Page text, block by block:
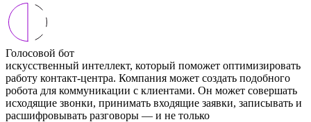
Голосовой бот
искусственный интеллект, который поможет оптимизировать
работу контакт-центра. Компания может создать подобного
робота для коммуникации с клиентами. Он может совершать
исходящие звонки, принимать входящие заявки, записывать и
расшифровывать разговоры — и не только